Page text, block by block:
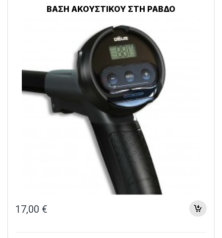
ΒΑΣΗ ΑΚΟΥΣΤΙΚΟΥ ΣΤΗ ΡΑΒΔΟ
17,00 €